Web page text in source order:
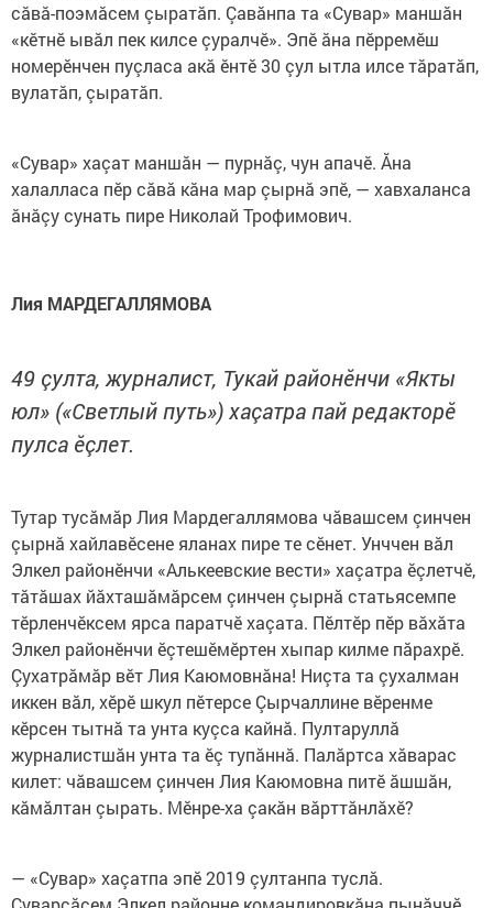
сăвă-поэмăсем çыратăп. Çавăнпа та «Сувар» маншăн
«кӗтнӗ ывăл пек килсе çуралчӗ». Эпӗ ăна пӗрремӗш
номерӗнчен пуçласа акă ӗнтӗ 30 çул ытла илсе тăратăп,
вулатăп, çыратăп.
«Сувар» хаçат маншăн — пурнăç, чун апачӗ. Ăна
халалласа пӗр сăвă кăна мар çырнă эпӗ, — хавхаланса
ăнăçу сунать пире Николай Трофимович.
Лия МАРДЕГАЛЛЯМОВА
49 çулта, журналист, Тукай районӗнчи «Якты
юл» («Светлый путь») хаçатра пай редакторӗ
пулса ӗçлет.
Тутар тусăмăр Лия Мардегаллямова чăвашсем çинчен
çырнă хайлавӗсене яланах пире те сӗнет. Унччен вăл
Элкел районӗнчи «Алькеевские вести» хаçатра ӗçлетчӗ,
тăтăшах йăхташăмăрсем çинчен çырнă статьясемпе
тӗрленчӗксем ярса паратчӗ хаçата. Пӗлтӗр пӗр вăхăта
Элкел районӗнчи ӗçтешӗмӗртен хыпар килме пăрахрӗ.
Çухатрăмăр вӗт Лия Каюмовнăна! Ниçта та çухалман
иккен вăл, хӗрӗ шкул пӗтерсе Çырчаллине вӗренме
кӗрсен тытнă та унта куçса кайнă. Пултаруллă
журналистшăн унта та ӗç тупăннă. Палăртса хăварас
килет: чăвашсем çинчен Лия Каюмовна питӗ ăшшăн,
кăмăлтан çырать. Мӗнре-ха çакăн вăрттăнлăхӗ?
— «Сувар» хаçатпа эпӗ 2019 çултанпа туслă.